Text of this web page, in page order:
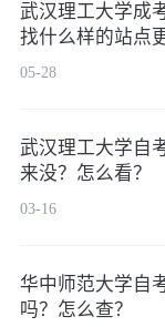
武汉理工大学成
找什么样的站点
05-28
武汉理工大学自
来没？怎么看？
03-16
华中师范大学自
吗？怎么查？